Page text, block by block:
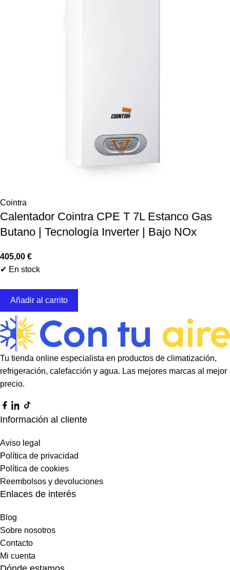
Cointra
Calentador Cointra CPE T 7L Estanco Gas
Butano | Tecnología Inverter | Bajo NOx
405,00 €
✔ En stock
Añadir al carrito
Tu tienda online especialista en productos de climatización,
refrigeración, calefacción y agua. Las mejores marcas al mejor
precio.
Información al cliente
Aviso legal
Política de privacidad
Política de cookies
Reembolsos y devoluciones
Enlaces de interés
Blog
Sobre nosotros
Contacto
Mi cuenta